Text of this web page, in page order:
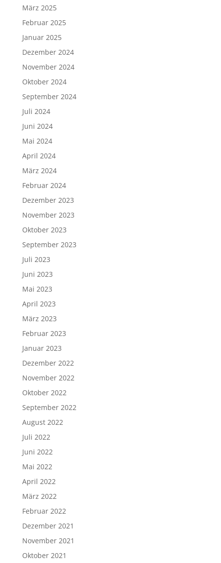
März 2025
Februar 2025
Januar 2025
Dezember 2024
November 2024
Oktober 2024
September 2024
Juli 2024
Juni 2024
Mai 2024
April 2024
März 2024
Februar 2024
Dezember 2023
November 2023
Oktober 2023
September 2023
Juli 2023
Juni 2023
Mai 2023
April 2023
März 2023
Februar 2023
Januar 2023
Dezember 2022
November 2022
Oktober 2022
September 2022
August 2022
Juli 2022
Juni 2022
Mai 2022
April 2022
März 2022
Februar 2022
Dezember 2021
November 2021
Oktober 2021